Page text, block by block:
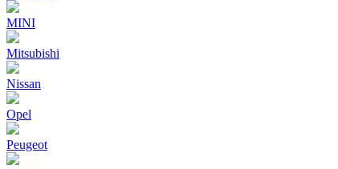
MINI
Mitsubishi
Nissan
Opel
Peugeot